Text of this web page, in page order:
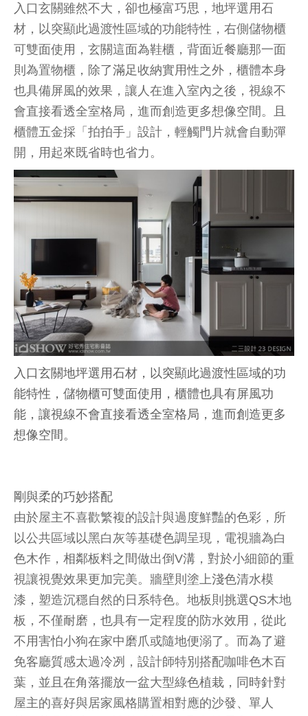
入口玄關雖然不大，卻也極富巧思，地坪選用石
材，以突顯此過渡性區域的功能特性，右側儲物櫃
可雙面使用，玄關這面為鞋櫃，背面近餐廳那一面
則為置物櫃，除了滿足收納實用性之外，櫃體本身
也具備屏風的效果，讓人在進入室內之後，視線不
會直接看透全室格局，進而創造更多想像空間。且
櫃體五金採「拍拍手」設計，輕觸門片就會自動彈
開，用起來既省時也省力。
入口玄關地坪選用石材，以突顯此過渡性區域的功
能特性，儲物櫃可雙面使用，櫃體也具有屏風功
能，讓視線不會直接看透全室格局，進而創造更多
想像空間。
剛與柔的巧妙搭配
由於屋主不喜歡繁複的設計與過度鮮豔的色彩，所
以公共區域以黑白灰等基礎色調呈現，電視牆為白
色木作，相鄰板料之間做出倒V溝，對於小細節的重
視讓視覺效果更加完美。牆壁則塗上淺色清水模
漆，塑造沉穩自然的日系特色。地板則挑選QS木地
板，不僅耐磨，也具有一定程度的防水效用，從此
不用害怕小狗在家中磨爪或隨地便溺了。而為了避
免客廳質感太過冷冽，設計師特別搭配咖啡色木百
葉，並且在角落擺放一盆大型綠色植栽，同時針對
屋主的喜好與居家風格購置相對應的沙發、單人